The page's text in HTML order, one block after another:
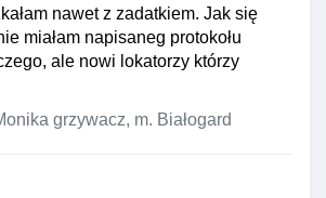
nawet z zadatkiem. Jak się
miałam napisaneg protokołu
ale nowi lokatorzy którzy
grzywacz, m. Białogard